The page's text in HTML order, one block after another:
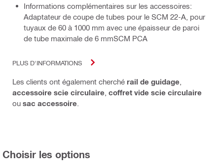
Informations complémentaires sur les accessoires:
Adaptateur de coupe de tubes pour le SCM 22-A, pour
tuyaux de 60 à 1000 mm avec une épaisseur de paroi
de tube maximale de 6 mmSCM PCA
PLUS D'INFORMATIONS
Les clients ont également cherché rail de guidage
accessoire scie circulaire coffret vide scie circulaire
ou sac accessoire
Choisir les options